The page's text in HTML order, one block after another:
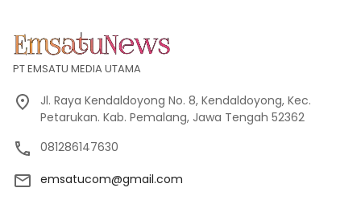
PT EMSATU MEDIA UTAMA
Jl. Raya Kendaldoyong No. 8, Kendaldoyong, Kec.
Petarukan. Kab. Pemalang, Jawa Tengah 52362
081286147630
emsatucom@gmail.com